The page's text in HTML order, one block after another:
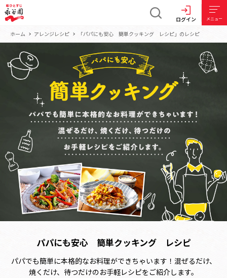
ログイン メニュー
ホーム アレンジレシピ 「パパにも安心 簡単クッキング レシピ」のレシピ
パパにも安心 簡単クッキング レシピ
パパでも簡単に本格的なお料理ができちゃいます！混ぜるだけ、
焼くだけ、待つだけのお手軽レシピをご紹介します。